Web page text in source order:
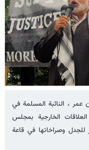
، النائبة المسلمة في
الخارجية بمجلس
وصراخاتها في قاعة